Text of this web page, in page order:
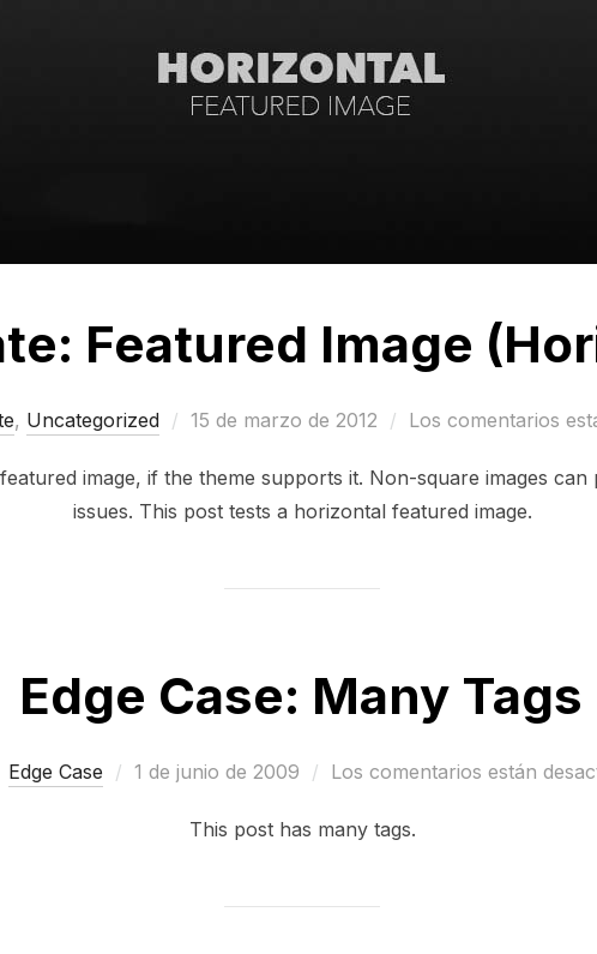
Featured Image
, Uncategorized
Publicado
15 de marzo de 2012 Los comentarios
image, if the theme supports it. Non-square images can
issues. This post tests a horizontal featured image.
Edge Case: Many Tags
Edge Case
Publicado
1 de junio de 2009 Los comentarios están
This post has many tags.